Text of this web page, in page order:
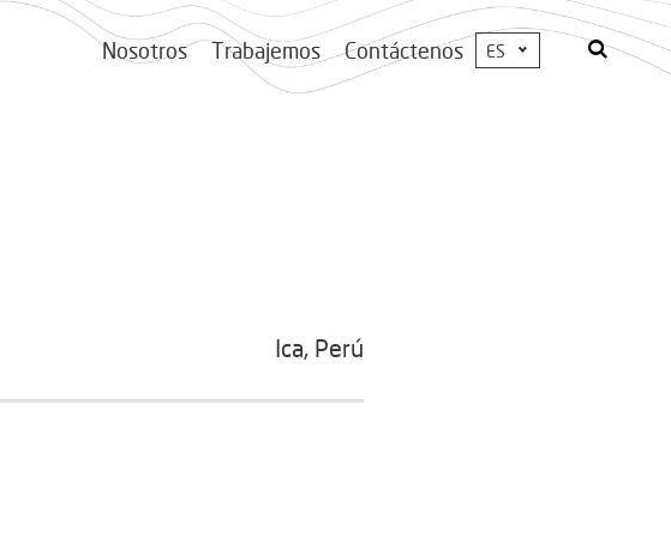
Nosotros Trabajemos Contáctenos ES
Ica, Perú